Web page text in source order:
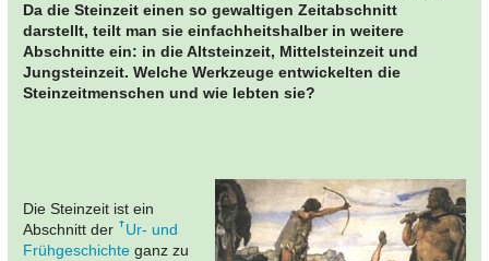
Da die Steinzeit einen so gewaltigen Zeitabschnitt
darstellt, teilt man sie einfachheitshalber in weitere
Abschnitte ein: in die Altsteinzeit, Mittelsteinzeit und
Jungsteinzeit. Welche Werkzeuge entwickelten die
Steinzeitmenschen und wie lebten sie?
Die Steinzeit ist ein
Abschnitt der
Ur- und
Frühgeschichte ganz zu